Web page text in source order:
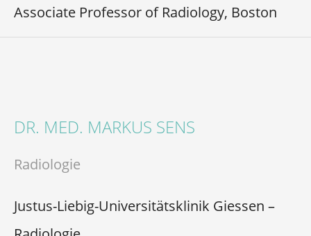
Associate Professor of Radiology, Boston
DR. MED. MARKUS SENS
Radiologie
Justus-Liebig-Universitätsklinik Giessen –